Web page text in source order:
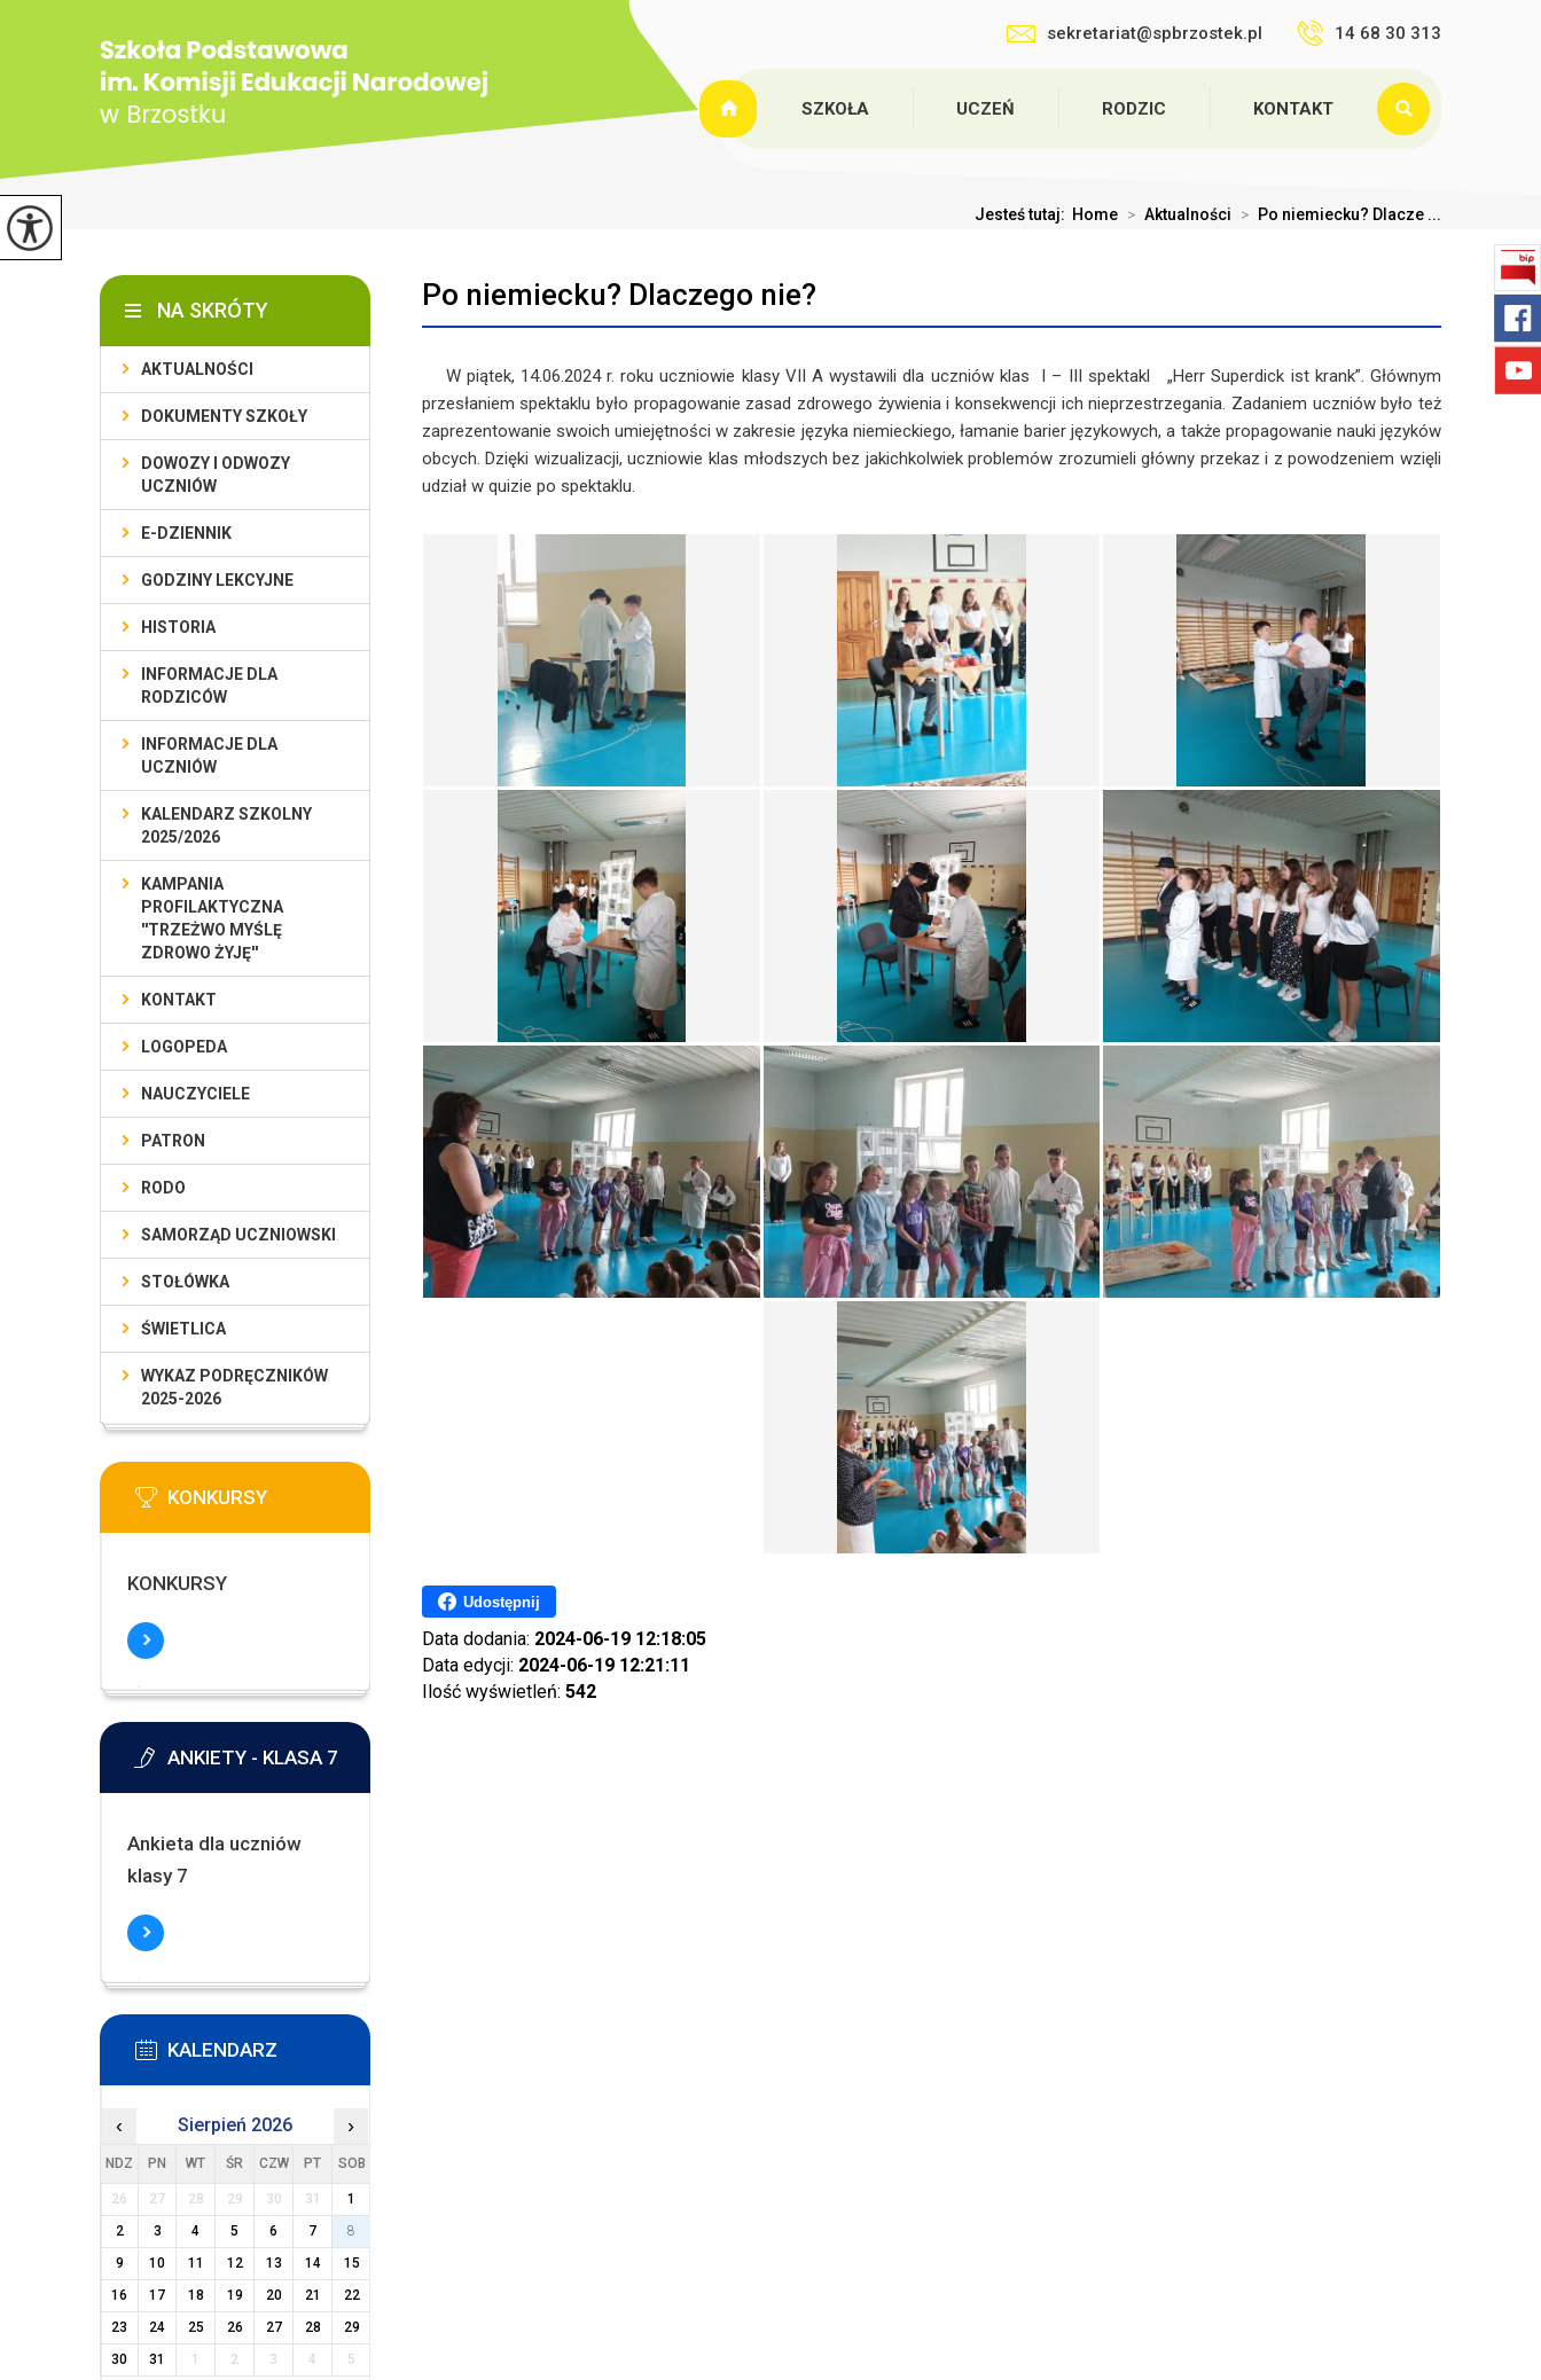
sekretariat@spbrzostek.pl 14 68 30 313
SZKOŁA UCZEŃ RODZIC KONTAKT
Jesteś tutaj: Home > Aktualności > Po niemiecku? Dlacze ...
Po niemiecku? Dlaczego nie?
W piątek, 14.06.2024 r. roku uczniowie klasy VII A wystawili dla uczniów klas I – III spektakl „Herr Superdick ist krank”. Głównym
przesłaniem spektaklu było propagowanie zasad zdrowego żywienia i konsekwencji ich nieprzestrzegania. Zadaniem uczniów było też
zaprezentowanie swoich umiejętności w zakresie języka niemieckiego, łamanie barier językowych, a także propagowanie nauki języków
obcych. Dzięki wizualizacji, uczniowie klas młodszych bez jakichkolwiek problemów zrozumieli główny przekaz i z powodzeniem wzięli
udział w quizie po spektaklu.
Udostępnij
Data dodania: 2024-06-19 12:18:05
Data edycji: 2024-06-19 12:21:11
Ilość wyświetleń: 542
NA SKRÓTY
AKTUALNOŚCI
DOKUMENTY SZKOŁY
DOWOZY I ODWOZY
UCZNIÓW
E-DZIENNIK
GODZINY LEKCYJNE
HISTORIA
INFORMACJE DLA
RODZICÓW
INFORMACJE DLA
UCZNIÓW
KALENDARZ SZKOLNY
2025/2026
KAMPANIA
PROFILAKTYCZNA
''TRZEŻWO MYŚLĘ
ZDROWO ŻYJĘ''
KONTAKT
LOGOPEDA
NAUCZYCIELE
PATRON
RODO
SAMORZĄD UCZNIOWSKI
STOŁÓWKA
ŚWIETLICA
WYKAZ PODRĘCZNIKÓW
2025-2026
KONKURSY
KONKURSY
ANKIETY - KLASA 7
Ankieta dla uczniów
klasy 7
KALENDARZ
‹ Sierpień 2026 ›
NDZ PN WT ŚR CZW PT SOB
26 27 28 29 30 31
1
2
3 4 5 6 7
8
9
10 11 12 13 14
15
16
17 18 19 20 21
22
23
24 25 26 27 28
29
30
31 1 2 3 4 5